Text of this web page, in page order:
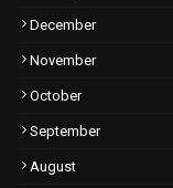
December
November
October
September
August